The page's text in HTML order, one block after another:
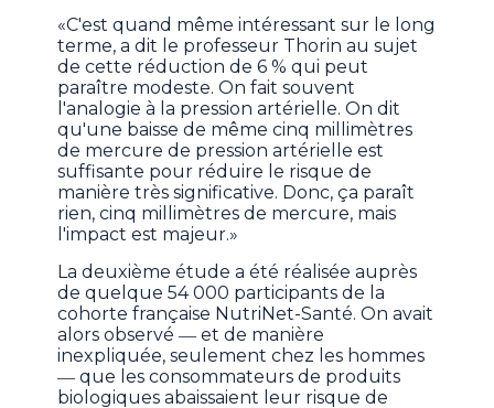
«C'est quand même intéressant sur le long
terme, a dit le professeur Thorin au sujet
de cette réduction de 6 % qui peut
paraître modeste. On fait souvent
l'analogie à la pression artérielle. On dit
qu'une baisse de même cinq millimètres
de mercure de pression artérielle est
suffisante pour réduire le risque de
manière très significative. Donc, ça paraît
rien, cinq millimètres de mercure, mais
l'impact est majeur.»
La deuxième étude a été réalisée auprès
de quelque 54 000 participants de la
cohorte française NutriNet-Santé. On avait
alors observé ― et de manière
inexpliquée, seulement chez les hommes
― que les consommateurs de produits
biologiques abaissaient leur risque de